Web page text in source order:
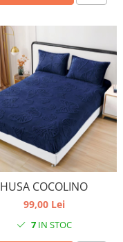
HUSA COCOLINO
99,00 Lei
7IN STOC